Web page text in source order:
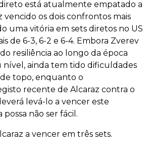
está atualmente empatado a
vencido os dois confrontos mais
uma vitória em sets diretos no US
de 6-3, 6-2 e 6-4. Embora Zverev
resiliência ao longo da época
nível, ainda tem tido dificuldades
topo, enquanto o
recente de Alcaraz contra o
levá-lo a vencer este
não ser fácil.
a vencer em três sets.